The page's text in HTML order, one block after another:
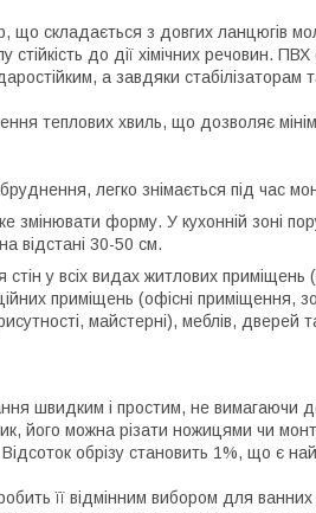
що складається з довгих ланцюгів
стійкість до дії хімічних речовин.
а завдяки стабілізаторам
теплових хвиль, що дозволяє
легко знімається під час
змінювати форму. У кухонній зоні
відстані 30-50 см.
у всіх видах житлових приміщень
приміщень (офісні приміщення,
майстерні), меблів, дверей
швидким і простим, не вимагаючи
його можна різати ножицями чи
обрізу становить 1%, що є
її відмінним вибором для ванних